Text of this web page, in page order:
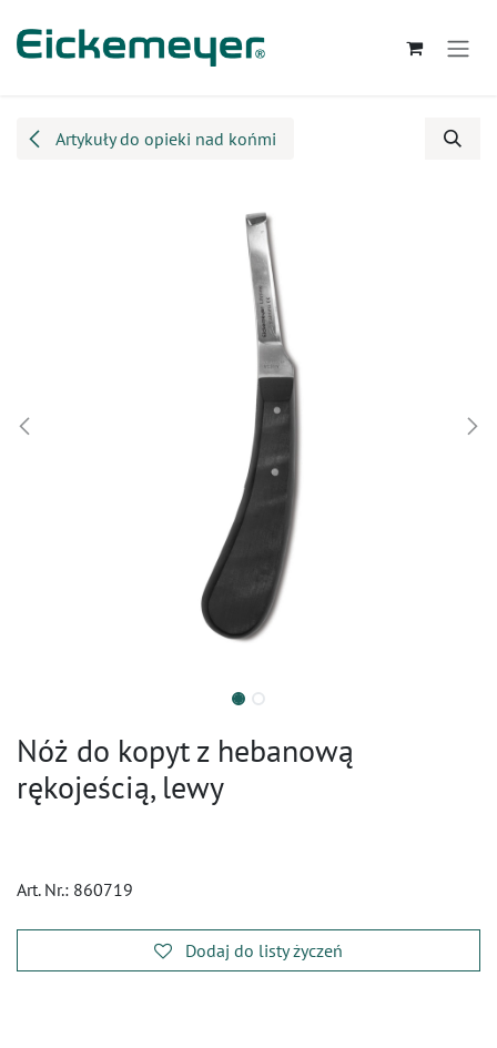
Artykuły do opieki nad końmi
Nóż do kopyt z hebanową
rękojeścią, lewy
Art. Nr.: 860719
Dodaj do listy życzeń